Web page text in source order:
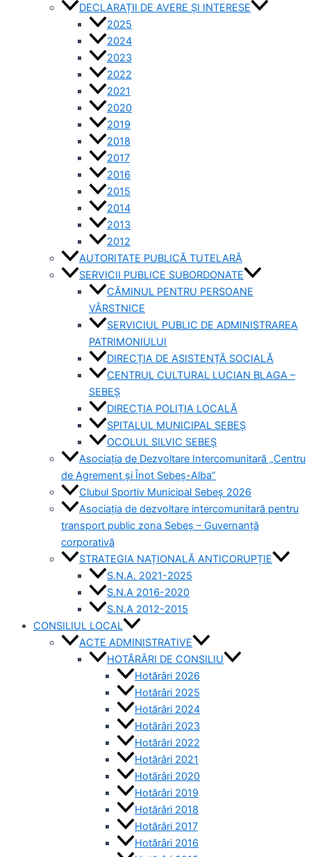
DECLARAȚII DE AVERE ȘI INTERESE
2025
2024
2023
2022
2021
2020
2019
2018
2017
2016
2015
2014
2013
2012
AUTORITATE PUBLICĂ TUTELARĂ
SERVICII PUBLICE SUBORDONATE
CĂMINUL PENTRU PERSOANE
VÂRSTNICE
SERVICIUL PUBLIC DE ADMINISTRAREA
PATRIMONIULUI
DIRECȚIA DE ASISTENȚĂ SOCIALĂ
CENTRUL CULTURAL LUCIAN BLAGA –
SEBEȘ
DIRECȚIA POLIȚIA LOCALĂ
SPITALUL MUNICIPAL SEBEȘ
OCOLUL SILVIC SEBEȘ
Asociația de Dezvoltare Intercomunitară „Centru
de Agrement și Înot Sebeș-Alba”
Clubul Sportiv Municipal Sebeș 2026
Asociația de dezvoltare intercomunitară pentru
transport public zona Sebeș – Guvernanță
corporativă
STRATEGIA NAȚIONALĂ ANTICORUPȚIE
S.N.A. 2021-2025
S.N.A 2016-2020
S.N.A 2012-2015
CONSILIUL LOCAL
ACTE ADMINISTRATIVE
HOTĂRÂRI DE CONSILIU
Hotărâri 2026
Hotărâri 2025
Hotărâri 2024
Hotărâri 2023
Hotărâri 2022
Hotărâri 2021
Hotărâri 2020
Hotărâri 2019
Hotărâri 2018
Hotărâri 2017
Hotărâri 2016